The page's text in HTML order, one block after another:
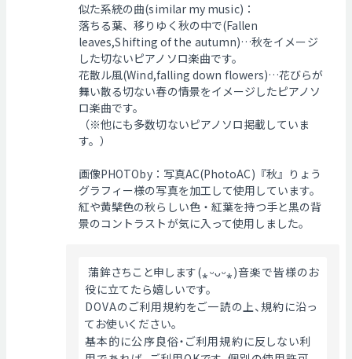
似た系統の曲(similar my music)：
落ちる葉、移りゆく秋の中で(Fallen
leaves,Shifting of the autumn)…秋をイメージ
した切ないピアノソロ楽曲です。
花散ル風(Wind,falling down flowers)…花びらが
舞い散る切ない春の情景をイメージしたピアノソ
ロ楽曲です。
（※他にも多数切ないピアノソロ掲載していま
す。）
画像PHOTOby：写真AC(PhotoAC)『秋』りょう
グラフィー様の写真を加工して使用しています。
紅や黄檗色の秋らしい色・紅葉を持つ手と黒の背
景のコントラストが気に入って使用しました。
蒲鉾さちこと申します(⁎ᵕᴗᵕ⁎)音楽で皆様のお
役に立てたら嬉しいです。
DOVAのご利用規約をご一読の上、規約に沿っ
てお使いください。
基本的に公序良俗・ご利用規約に反しない利